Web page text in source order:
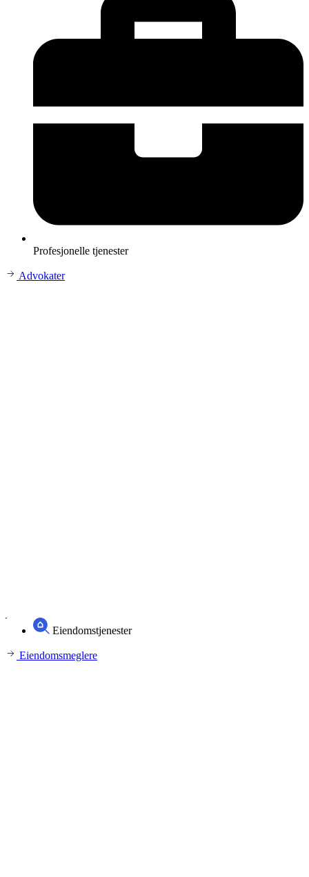
Profesjonelle tjenester
Advokater
Eiendomstjenester
Eiendomsmeglere